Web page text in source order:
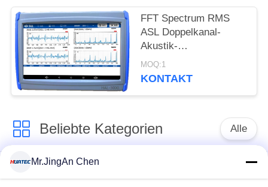
FFT Spectrum RMS
ASL Doppelkanal-
Akustik-
Emissionsventil-
Leckadetector
MOQ:1
KONTAKT
Beliebte Kategorien Alle
Ultraschallprüfgerät
Dickenmessung
Mr.JingAn Chen